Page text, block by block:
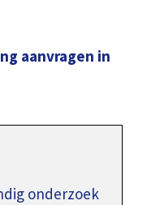
aanvragen in
onderzoek